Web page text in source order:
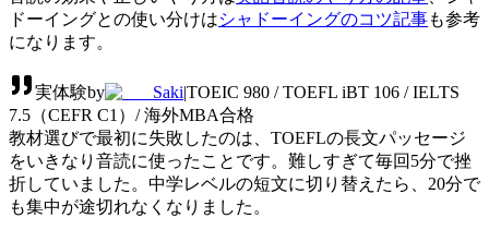
ドーイングとの使い分けはシャドーイングのコツ記事も参考
になります。
実体験by Saki|TOEIC 980 / TOEFL iBT 106 / IELTS
7.5（CEFR C1）/ 海外MBA合格
教材選びで最初に失敗したのは、TOEFLの長文パッセージ
をいきなり音読に使ったことです。難しすぎて毎回5分で挫
折していました。中学レベルの短文に切り替えたら、20分で
も集中が途切れなくなりました。